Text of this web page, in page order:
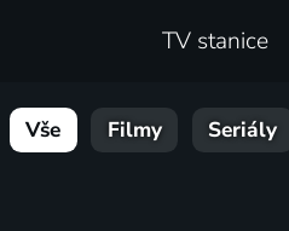
TV stanice
Vše Filmy Seriály